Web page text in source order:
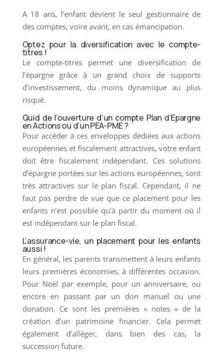
A 18 ans, l’enfant devient le seul gestionnaire de
des comptes, voire avant, en cas émancipation.
Optez pour la diversification avec le compte-
titres !
Le compte-titres permet une diversification de
l’épargne grâce à un grand choix de supports
d’investissement, du moins dynamique au plus
risqué.
Quid de l’ouverture d’un compte Plan d’Epargne
en Actions ou d’un PEA-PME ?
Pour accéder à ces enveloppes dédiées aux actions
européennes et fiscalement attractives, votre enfant
doit être fiscalement indépendant. Ces solutions
d’épargne portées sur les actions européennes, sont
très attractives sur le plan fiscal. Cependant, il ne
faut pas perdre de vue que ce placement pour les
enfants n’est possible qu’à partir du moment où il
est indépendant sur le plan fiscal.
L’assurance-vie, un placement pour les enfants
aussi !
En général, les parents transmettent à leurs enfants
leurs premières économies, à différentes occasion.
Pour Noël par exemple, pour un anniversaire, ou
encore en passant par un don manuel ou une
donation. Ce sont les premières « notes » de la
création d’un patrimoine financier. Cela permet
également d’alléger, dans bien des cas, la
succession future.